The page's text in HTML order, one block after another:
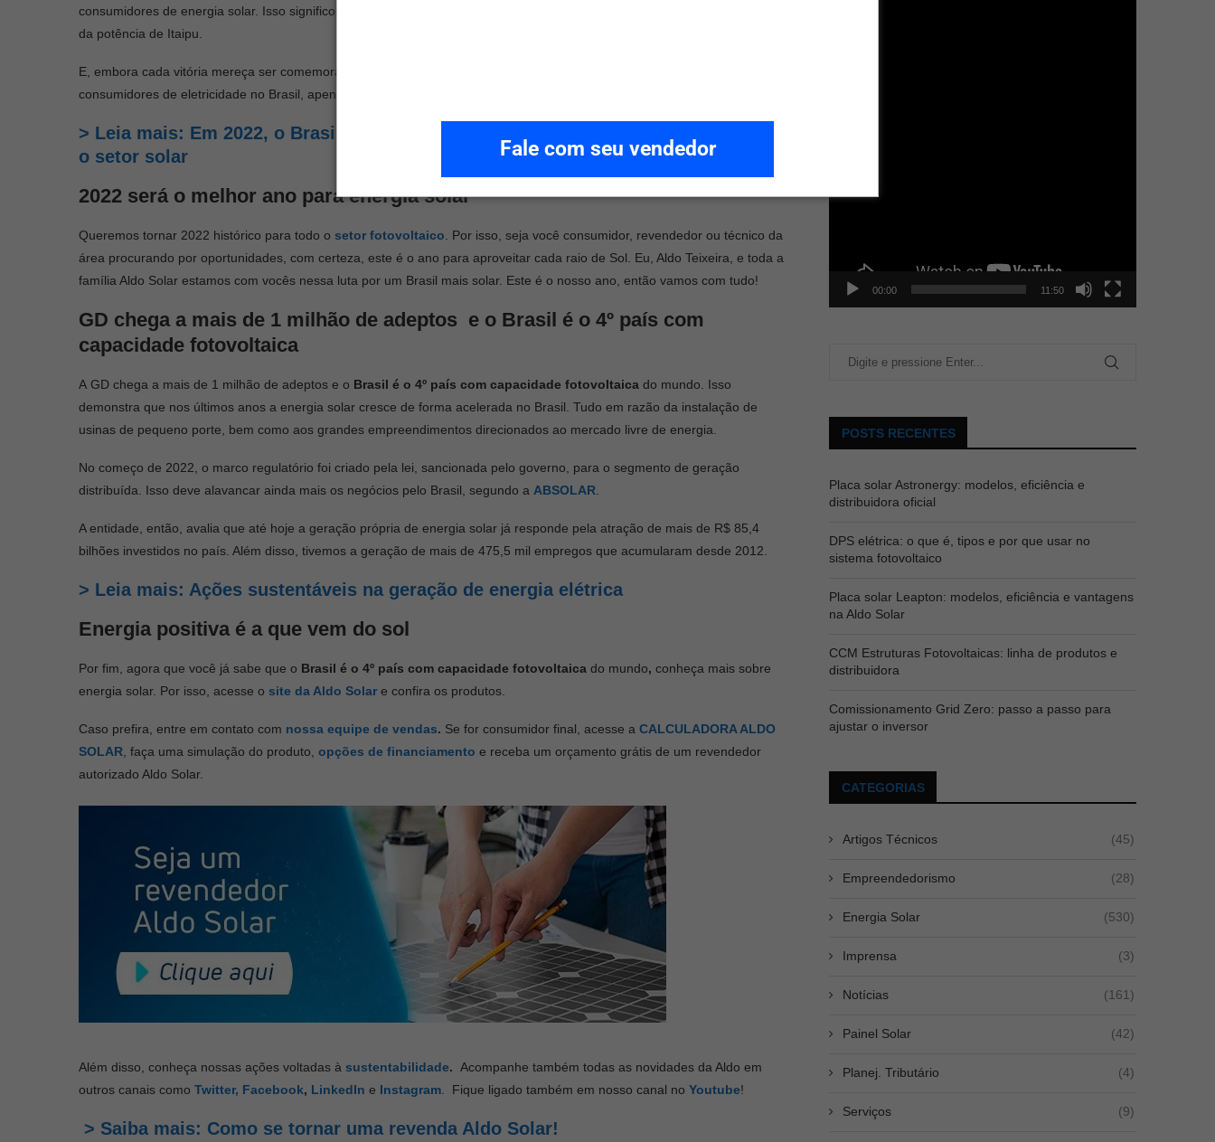
Fale com seu vendedor
consumidores de energia solar. Isso significou mais de 9 GW em geração distribuída, o equivalente a cerca de dois terços
da potência de Itaipu.
E, embora cada vitória mereça ser comemorada, queremos muito mais do que isso. Hoje, dos mais de 89 milhões de
consumidores de eletricidade no Brasil, apenas 1,4% já faz uso da energia solar fotovoltaica em
> Leia mais: Em 2022, o Brasil deve receber R$ 51 bilhões em investimentos para
o setor solar
2022 será o melhor ano para energia solar
Queremos tornar 2022 histórico para todo o setor fotovoltaico . Por isso, seja você consumidor, revendedor ou técnico da
área procurando por oportunidades, com certeza, este é o ano para aproveitar cada raio de Sol. Eu, Aldo Teixeira, e toda a
família Aldo Solar estamos com vocês nessa luta por um Brasil mais solar. Este é o nosso ano, então vamos com tudo!
GD chega a mais de 1 milhão de adeptos e o Brasil é o 4º país com
capacidade fotovoltaica
A GD chega a mais de 1 milhão de adeptos e o Brasil é o 4º país com capacidade fotovoltaica do mundo. Isso
demonstra que nos últimos anos a energia solar cresce de forma acelerada no Brasil. Tudo em razão da instalação de
usinas de pequeno porte, bem como aos grandes empreendimentos direcionados ao mercado livre de energia.
No começo de 2022, o marco regulatório foi criado pela lei, sancionada pelo governo, para o segmento de geração
distribuída. Isso deve alavancar ainda mais os negócios pelo Brasil, segundo a ABSOLAR
A entidade, então, avalia que até hoje a geração própria de energia solar já responde pela atração de mais de R$ 85,4
bilhões investidos no país. Além disso, tivemos a geração de mais de 475,5 mil empregos que acumularam desde 2012.
> Leia mais: Ações sustentáveis na geração de energia elétrica
Energia positiva é a que vem do sol
Por fim, agora que você já sabe que o Brasil é o 4º país com capacidade fotovoltaica do mundo, conheça mais sobre
energia solar. Por isso, acesse o site da Aldo Solar e confira os produtos.
Caso prefira, entre em contato com nossa equipe de vendas. Se for consumidor final, acesse a CALCULADORA ALDO
SOLAR , faça uma simulação do produto, opções de financiamento e receba um orçamento grátis de um revendedor
autorizado Aldo Solar.
Além disso, conheça nossas ações voltadas à sustentabilidade. Acompanhe também todas as novidades da Aldo em
outros canais como Twitter, Facebook, LinkedIn e Instagram . Fique ligado também em nosso canal no Youtube!
> Saiba mais: Como se tornar uma revenda Aldo Solar!
00:00 11:50
POSTS RECENTES
Placa solar Astronergy: modelos, eficiência e
distribuidora oficial
DPS elétrica: o que é, tipos e por que usar no
sistema fotovoltaico
Placa solar Leapton: modelos, eficiência e vantagens
na Aldo Solar
CCM Estruturas Fotovoltaicas: linha de produtos e
distribuidora
Comissionamento Grid Zero: passo a passo para
ajustar o inversor
CATEGORIAS
Artigos Técnicos (45)
Empreendedorismo (28)
Energia Solar (530)
Imprensa (3)
Notícias (161)
Painel Solar (42)
Planej. Tributário (4)
Serviços (9)